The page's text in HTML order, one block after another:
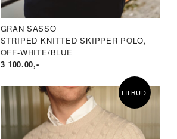
GRAN SASSO
STRIPED KNITTED SKIPPER POLO,
OFF-WHITE/BLUE
3 100.00,-
TILBUD!